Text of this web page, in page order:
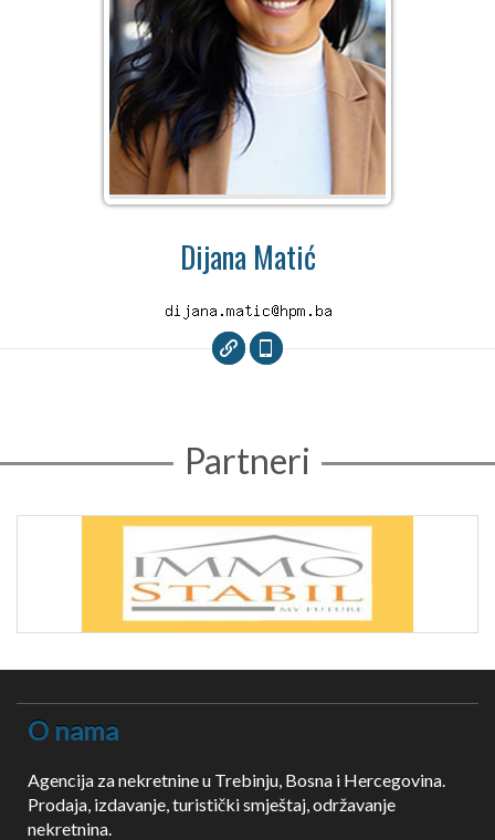
Dijana Matić
Partneri
O nama
Agencija za nekretnine u Trebinju, Bosna i Hercegovina.
Prodaja, izdavanje, turistički smještaj, održavanje
nekretnina.